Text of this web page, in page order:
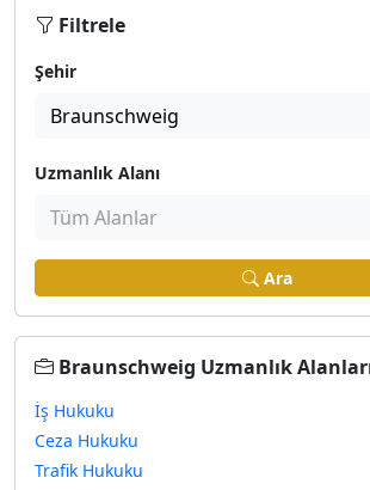
Filtrele
Şehir
Braunschweig
Uzmanlık Alanı
Tüm Alanlar
Ara
Braunschweig Uzmanlık
İş Hukuku
Ceza Hukuku
Trafik Hukuku